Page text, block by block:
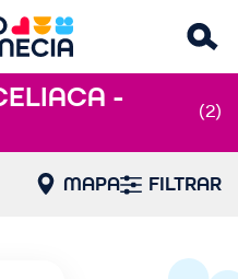
-
(2)
MAPA FILTRAR